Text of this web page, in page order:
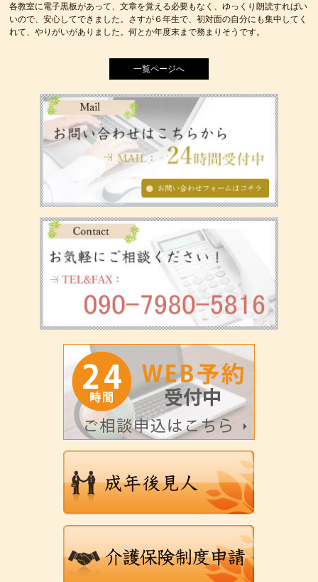
各教室に電子黒板があって、文章を覚える必要もなく、ゆっくり朗読すればい
いので、安心してできました。さすが６年生で、初対面の自分にも集中してく
れて、やりがいがありました。何とか年度末まで務まりそうです。
一覧ページへ